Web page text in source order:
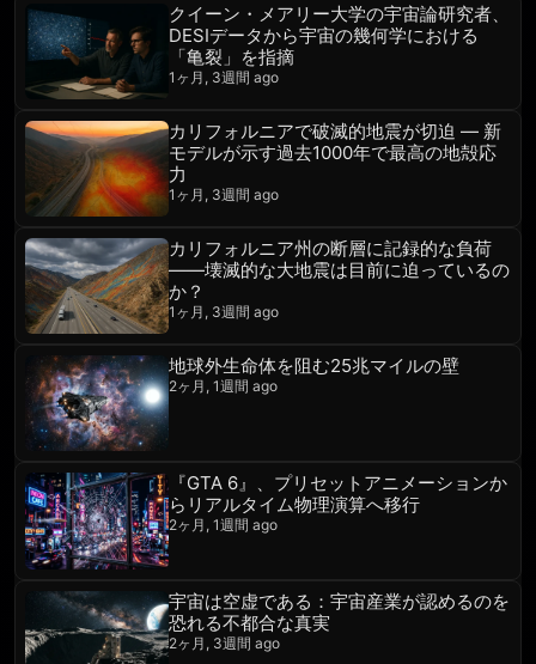
クイーン・メアリー大学の宇宙論研究者、
DESIデータから宇宙の幾何学における
「亀裂」を指摘
1ヶ月, 3週間 ago
カリフォルニアで破滅的地震が切迫 — 新
モデルが示す過去1000年で最高の地殻応
力
1ヶ月, 3週間 ago
カリフォルニア州の断層に記録的な負荷
——壊滅的な大地震は目前に迫っているの
か？
1ヶ月, 3週間 ago
地球外生命体を阻む25兆マイルの壁
2ヶ月, 1週間 ago
『GTA 6』、プリセットアニメーションか
らリアルタイム物理演算へ移行
2ヶ月, 1週間 ago
宇宙は空虚である：宇宙産業が認めるのを
恐れる不都合な真実
2ヶ月, 3週間 ago